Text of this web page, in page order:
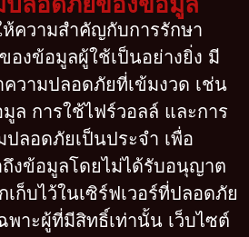
ห้ความสำคัญกับการรักษา
องข้อมูลผู้ใช้เป็นอย่างยิ่ง มี
ความปลอดภัยที่เข้มงวด เช่น
ล การใช้ไฟร์วอลล์ และการ
ลอดภัยเป็นประจำ เพื่อ
ถึงข้อมูลโดยไม่ได้รับอนุญาต
ก็บไว้ในเซิร์ฟเวอร์ที่ปลอดภัย
พาะผู้ที่มีสิทธิ์เท่านั้น เว็บไซต์